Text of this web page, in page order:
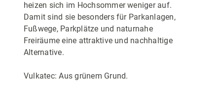
heizen sich im Hochsommer weniger auf.
Damit sind sie besonders für Parkanlagen,
Fußwege, Parkplätze und naturnahe
Freiräume eine attraktive und nachhaltige
Alternative.
Vulkatec: Aus grünem Grund.